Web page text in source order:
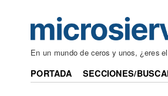
En un mundo de ceros y unos, ¿eres
PORTADA SECCIONES/